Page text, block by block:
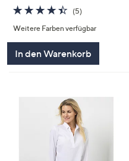
4.4
von
5
(5)5
Weitere Farben verfügbar
In den Warenkorb